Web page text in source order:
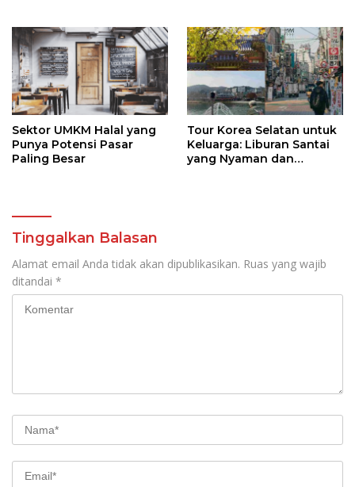
Kesehatan
Sektor UMKM Halal yang
Punya Potensi Pasar
Paling Besar
Tour Korea Selatan untuk
Keluarga: Liburan Santai
yang Nyaman dan
Tinggalkan Balasan
Alamat email Anda tidak akan dipublikasikan. Ruas yang wajib
ditandai *